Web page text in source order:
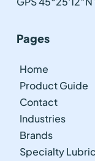
Pages
Home
Product Guide
Contact
Industries
Brands
Specialty